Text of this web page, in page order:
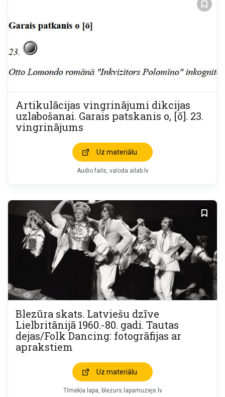
Artikulācijas vingrinājumi dikcijas
uzlabošanai. Garais patskanis o, [ō]. 23.
vingrinājums
Uz materiālu
Audio fails valoda.ailab.lv
Blezūra skats. Latviešu dzīve
Lielbritānijā 1960.-80. gadi. Tautas
dejas/Folk Dancing: fotogrāfijas ar
aprakstiem
Uz materiālu
Tīmekļa lapa blezurs.lapamuzejs.lv